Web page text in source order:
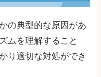
の典型的な原因があ
ムを理解すること
り適切な対処ができ